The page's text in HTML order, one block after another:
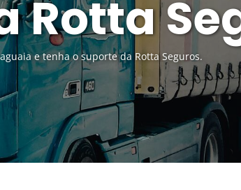
Rotta
e tenha o suporte da Rotta Seguros.